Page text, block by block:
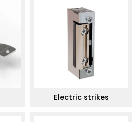
Electric strikes